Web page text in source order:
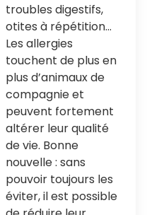
troubles digestifs,
otites à répétition…
Les allergies
touchent de plus en
plus d’animaux de
compagnie et
peuvent fortement
altérer leur qualité
de vie. Bonne
nouvelle : sans
pouvoir toujours les
éviter, il est possible